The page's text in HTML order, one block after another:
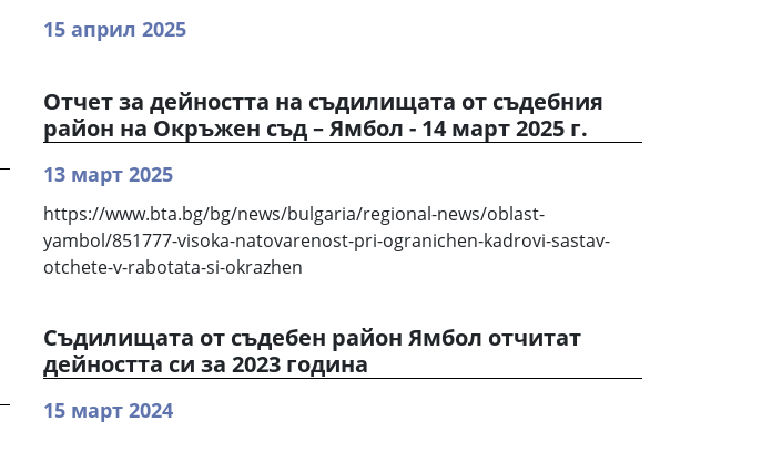
15 април 2025
Отчет за дейността на съдилищата от съдебния
район на Окръжен съд – Ямбол - 14 март 2025 г.
13 март 2025
https://www.bta.bg/bg/news/bulgaria/regional-news/oblast-
yambol/851777-visoka-natovarenost-pri-ogranichen-kadrovi-sastav-
otchete-v-rabotata-si-okrazhen
Съдилищата от съдебен район Ямбол отчитат
дейността си за 2023 година
15 март 2024